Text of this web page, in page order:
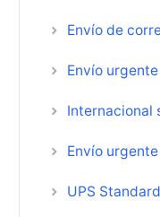
Envío de
Envío
Internacional
Envío
UPS